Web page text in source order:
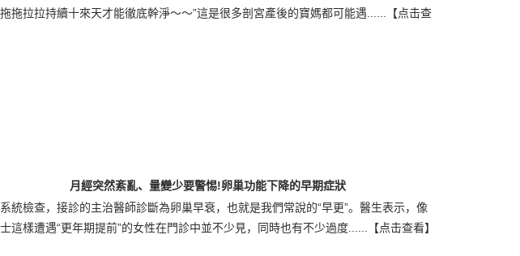
拖拉拉持續十來天才能徹底幹淨～～”這是很多剖宮產後的寶媽都可能遇...... 【点击查
月經突然紊亂、量變少要警惕!卵巢功能下降的早期症狀
統檢查，接診的主治醫師診斷為卵巢早衰，也就是我們常說的“早更”。醫生表示，像
這樣遭遇“更年期提前”的女性在門診中並不少見，同時也有不少過度......
【点击查看】